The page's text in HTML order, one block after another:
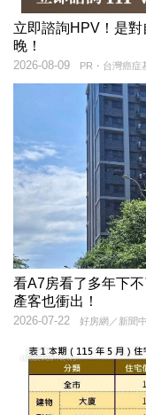
立即諮詢HPV！是
晚！
PR・台灣癌症
2026-08-09
看A7房看了多年下
產客也衝出！
好房網／新聞
2026-07-22